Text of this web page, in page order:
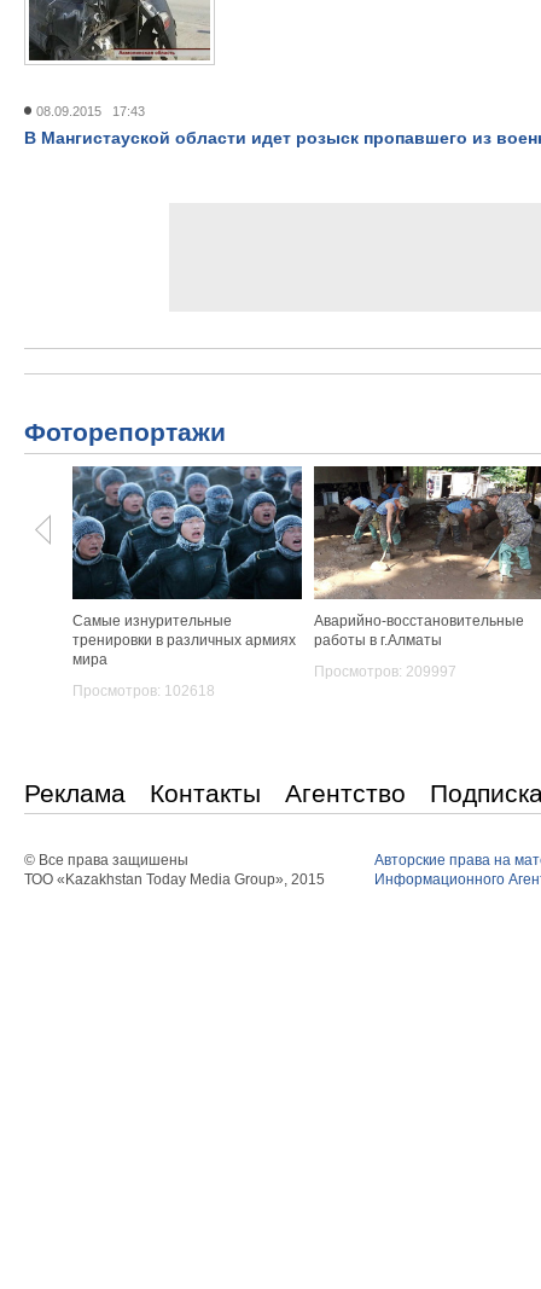
08.09.2015 17:43
В Мангистауской области идет розыск пропавшего из
Фоторепортажи
Самые изнурительные
тренировки в различных армиях
мира
Просмотров: 102618
Аварийно-восстановительные
работы в г.Алматы
Просмотров: 209997
Реклама Контакты Агентство
© Все права защишены
ТОО «Kazakhstan Today Media Group», 2015
Авторские права на
Информационного